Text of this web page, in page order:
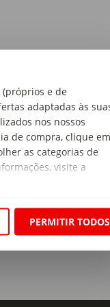
e de
adaptadas às
nos nossos
de compra, clique em
as categorias de
visite a
PERMITIR TODOS
Walker Black